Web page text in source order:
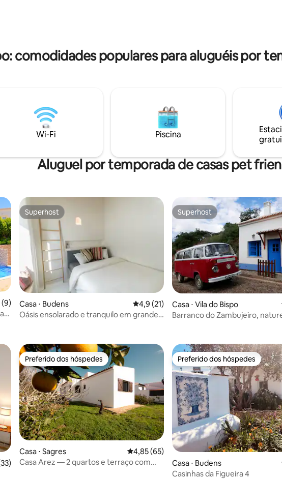
comodidades populares para aluguéis por
Wi-Fi Piscina
Aluguel por temporada de casas pet
uma avaliação média de 5, 9 avaliações
(9)
Superhost
Superhost
Casa ⋅ Budens 4,9 de uma avaliação média de 5, 21
4,9 (21)
Oásis ensolarado e tranquilo em grande
Superhost
Superhost
Casa ⋅ Vila do Bispo
Barranco do Zambujeiro,
uma avaliação média de 5, 33 avaliações
Preferido dos hóspedes
Preferido dos hóspedes
Casa ⋅ Sagres 4,85 de uma avaliação média de 5, 65
4,85 (65)
Casa Arez — 2 quartos e terraço com
Preferido dos hóspedes
Preferido dos hóspedes
Casa ⋅ Budens
Casinhas da Figueira 4